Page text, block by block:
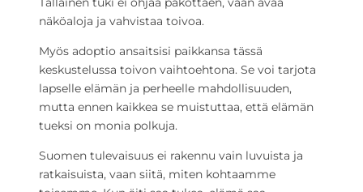
näköaloja ja vahvistaa toivoa.
Myös adoptio ansaitsisi paikkansa tässä
keskustelussa toivon vaihtoehtona. Se voi tarjota
lapselle elämän ja perheelle mahdollisuuden,
mutta ennen kaikkea se muistuttaa, että elämän
tueksi on monia polkuja.
Suomen tulevaisuus ei rakennu vain luvuista ja
ratkaisuista, vaan siitä, miten kohtaamme